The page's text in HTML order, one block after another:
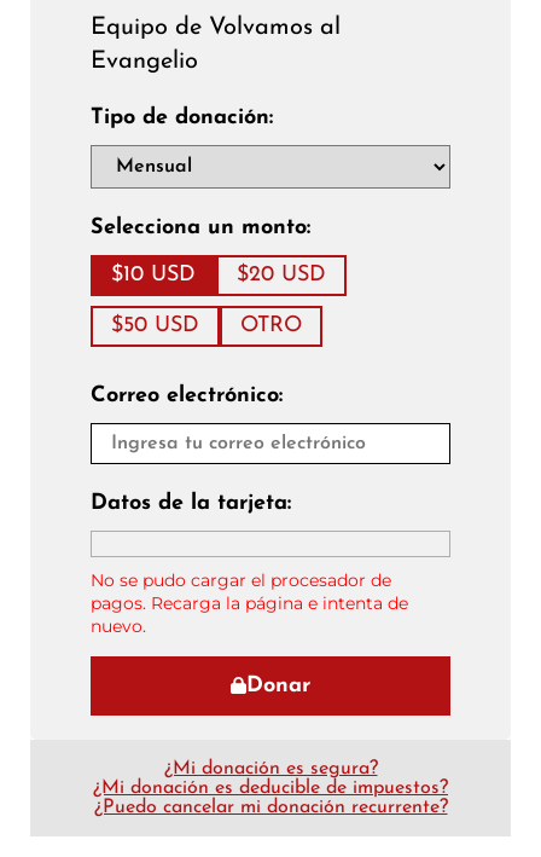
Equipo de Volvamos al
Evangelio
Tipo de donación:
Selecciona un monto:
$10 USD $20 USD
$50 USD OTRO
Correo electrónico:
Datos de la tarjeta:
No se pudo cargar el procesador de
pagos. Recarga la página e intenta de
nuevo.
Donar
¿Mi donación es segura?
¿Mi donación es deducible de impuestos?
¿Puedo cancelar mi donación recurrente?